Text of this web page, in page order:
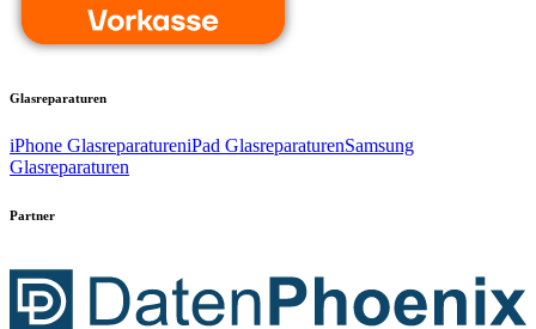
Glasreparaturen
iPhone GlasreparatureniPad GlasreparaturenSamsung
Glasreparaturen
Partner